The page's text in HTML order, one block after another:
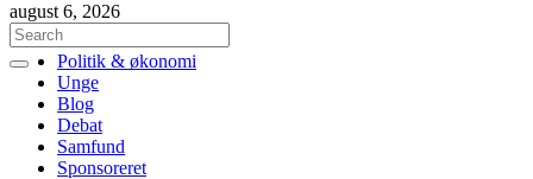
august 6, 2026
Politik & økonomi
Unge
Blog
Debat
Samfund
Sponsoreret